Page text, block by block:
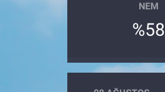
NEM
%58